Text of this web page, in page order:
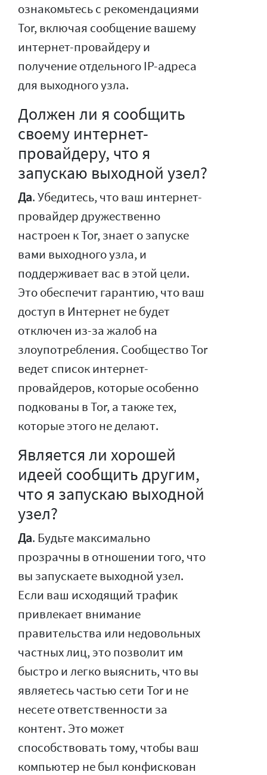
ознакомьтесь с рекомендациями
Tor, включая сообщение вашему
интернет-провайдеру и
получение отдельного IP-адреса
для выходного узла.
Должен ли я сообщить
своему интернет-
провайдеру, что я
запускаю выходной узел?
Да. Убедитесь, что ваш интернет-
провайдер дружественно
настроен к Tor, знает о запуске
вами выходного узла, и
поддерживает вас в этой цели.
Это обеспечит гарантию, что ваш
доступ в Интернет не будет
отключен из-за жалоб на
злоупотребления. Сообщество Tor
ведет список интернет-
провайдеров, которые особенно
подкованы в Tor, а также тех,
которые этого не делают.
Является ли хорошей
идеей сообщить другим,
что я запускаю выходной
узел?
Да. Будьте максимально
прозрачны в отношении того, что
вы запускаете выходной узел.
Если ваш исходящий трафик
привлекает внимание
правительства или недовольных
частных лиц, это позволит им
быстро и легко выяснить, что вы
являетесь частью сети Tor и не
несете ответственности за
контент. Это может
способствовать тому, чтобы ваш
компьютер не был конфискован